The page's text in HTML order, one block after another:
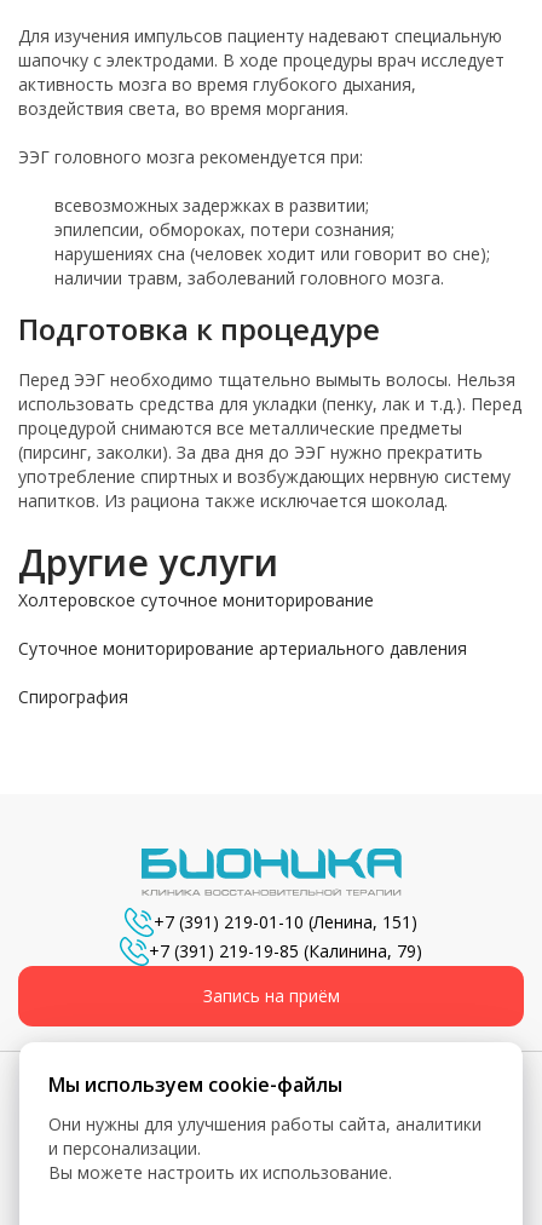
Для изучения импульсов пациенту надевают специальную
шапочку с электродами. В ходе процедуры врач исследует
активность мозга во время глубокого дыхания,
воздействия света, во время моргания.
ЭЭГ головного мозга рекомендуется при:
всевозможных задержках в развитии;
эпилепсии, обмороках, потери сознания;
нарушениях сна (человек ходит или говорит во сне);
наличии травм, заболеваний головного мозга.
Подготовка к процедуре
Перед ЭЭГ необходимо тщательно вымыть волосы. Нельзя
использовать средства для укладки (пенку, лак и т.д.). Перед
процедурой снимаются все металлические предметы
(пирсинг, заколки). За два дня до ЭЭГ нужно прекратить
употребление спиртных и возбуждающих нервную систему
напитков. Из рациона также исключается шоколад.
Другие услуги
Холтеровское суточное мониторирование
Суточное мониторирование артериального давления
Спирография
+7 (391) 219-01-10 (Ленина, 151)
+7 (391) 219-19-85 (Калинина, 79)
Запись на приём
© 2026, Бионика - Сеть медицинских центров
Вся информация, включая цены, представлена для
Мы используем cookie-файлы
Они нужны для улучшения работы сайта, аналитики
и персонализации.
Вы можете настроить их использование.